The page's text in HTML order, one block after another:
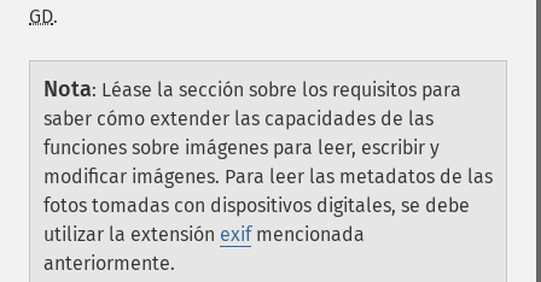
GD.
Nota: Léase la sección sobre los requisitos para
saber cómo extender las capacidades de las
funciones sobre imágenes para leer, escribir y
modificar imágenes. Para leer las metadatos de las
fotos tomadas con dispositivos digitales, se debe
utilizar la extensión exifmencionada
anteriormente.